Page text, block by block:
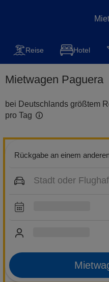
Mietwagen Reise
Reise Hotel
Mietwagen Paguera
bei Deutschlands größtem
pro Tag
Rückgabe an einem